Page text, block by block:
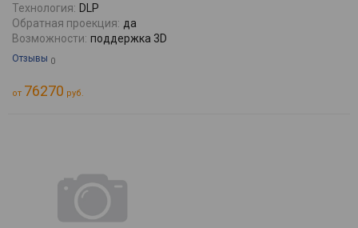
Технология: DLP
Обратная проекция: да
Возможности: поддержка 3D
Отзывы 0
от 76270 руб.